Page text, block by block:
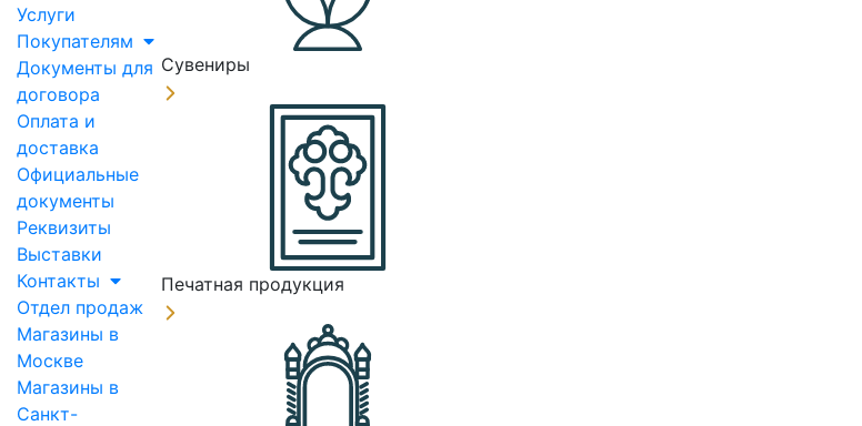
Услуги
Покупателям
Документы для
договора
Оплата и
доставка
Официальные
документы
Реквизиты
Выставки
Контакты
Отдел продаж
Магазины в
Москве
Магазины в
Санкт-
Сувениры
Печатная продукция